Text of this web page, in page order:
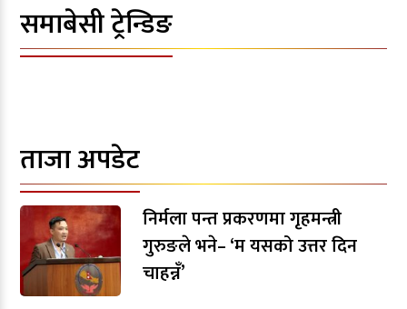
समाबेसी ट्रेन्डिङ
ताजा अपडेट
निर्मला पन्त प्रकरणमा गृहमन्त्री
गुरुङले भने– ‘म यसको उत्तर दिन
चाहन्नँ’